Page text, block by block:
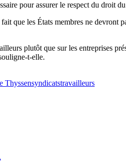
pour assurer le respect du droit
que les États membres ne devront
plutôt que sur les entreprises
t-elle.
Thyssensyndicatstravailleurs